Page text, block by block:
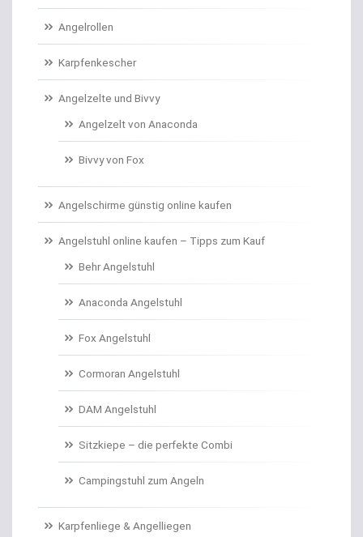
Brandungsbleie
Brothaken gebunden
Campinggeschirr
Carp Care
Castingsport
Chatterbaits / Spinnerbaits
Cheburashka Bleie
Combos Rute/Rolle
Doppelhaken/Ryderhaken lose
Doradenhaken gebunden
Angelrollen
Karpfenkescher
Angelzelte und Bivvy
Angelzelt von Anaconda
Bivvy von Fox
Angelschirme günstig online kaufen
Angelstuhl online kaufen – Tipps zum Kauf
Behr Angelstuhl
Anaconda Angelstuhl
Fox Angelstuhl
Cormoran Angelstuhl
DAM Angelstuhl
Sitzkiepe – die perfekte Combi
Campingstuhl zum Angeln
Karpfenliege & Angelliegen